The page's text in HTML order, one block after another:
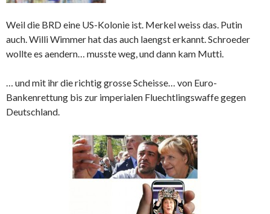
Weil die BRD eine US-Kolonie ist. Merkel weiss das. Putin
auch. Willi Wimmer hat das auch laengst erkannt. Schroeder
wollte es aendern… musste weg, und dann kam Mutti.
… und mit ihr die richtig grosse Scheisse… von Euro-
Bankenrettung bis zur imperialen Fluechtlingswaffe gegen
Deutschland.